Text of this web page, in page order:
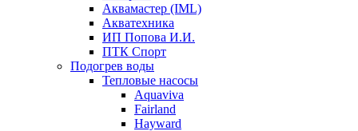
Аквамастер (IML)
Акватехника
ИП Попова И.И.
ПТК Спорт
Подогрев воды
Тепловые насосы
Aquaviva
Fairland
Hayward